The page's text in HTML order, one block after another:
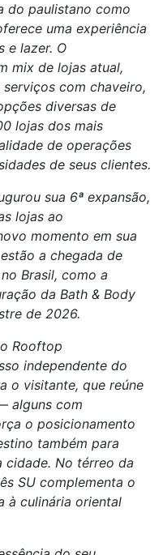
do paulistano como
uma experiência
e lazer. O
mix de lojas atual,
com chaveiro,
diversas de
lojas dos mais
de operações
de seus clientes.
sua 6ª expansão,
lojas ao
momento em sua
a chegada de
Brasil, como a
da Bath & Body
de 2026.
Rooftop
independente do
o visitante, que reúne
alguns com
o posicionamento
também para
cidade. No térreo da
SU complementa o
à culinária oriental